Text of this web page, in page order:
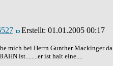
Erstellt: 01.01.2005 00:17
mich bei Herrn Gunther Mackinger
ist........er ist halt eine....